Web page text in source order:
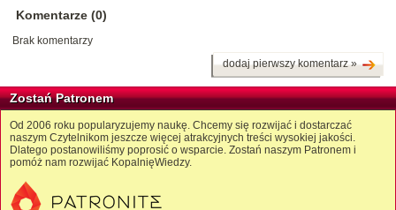
Komentarze (0)
Brak komentarzy
dodaj pierwszy komentarz »
Zostań Patronem
Od 2006 roku popularyzujemy naukę. Chcemy się rozwijać i dostarczać
naszym Czytelnikom jeszcze więcej atrakcyjnych treści wysokiej jakości.
Dlatego postanowiliśmy poprosić o wsparcie. Zostań naszym Patronem i
pomóż nam rozwijać KopalnięWiedzy.